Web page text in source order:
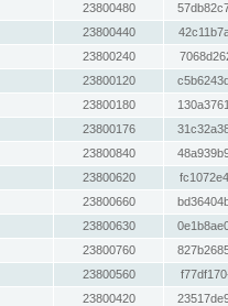
23800480
23800440
23800240
23800120
23800180
23800176
23800840
23800620
23800660
23800630
23800760
23800560
23800420